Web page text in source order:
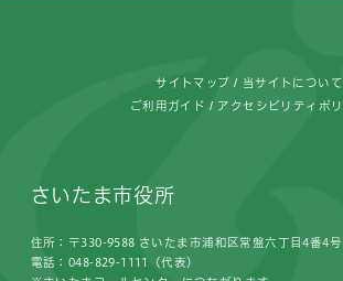
サイトマップ 当サイトについて
ご利用ガイド アクセシビリティポ
さいたま市役所
住所：〒330-9588 さいたま市浦和区常盤六丁目4番4号
電話：048-829-1111（代表）